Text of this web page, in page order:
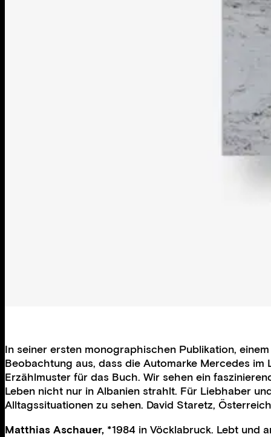
In seiner ersten monographischen Publikation,
Beobachtung aus, dass die Automarke Mercedes
Erzählmuster für das Buch. Wir sehen ein
Leben nicht nur in Albanien strahlt. Für Liebhaber
Alltagssituationen zu sehen. David Staretz,
Matthias Aschauer, *1984 in Vöcklabruck. Lebt und